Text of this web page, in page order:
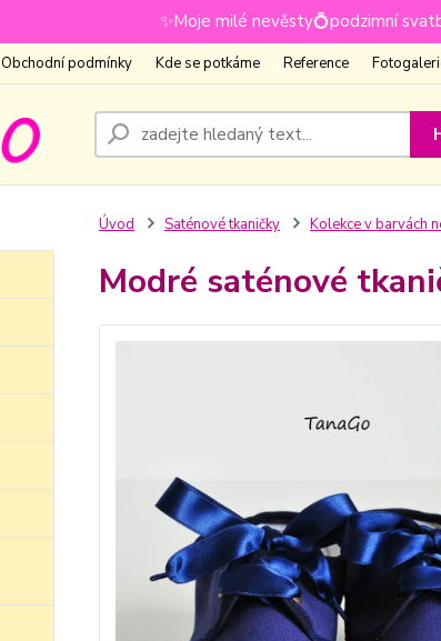
✨Moje milé nevěsty💍podzimní
Obchodní podmínky Kde se potkáme Reference
Úvod Saténové tkaničky Kolekce v barvách
Modré saténové